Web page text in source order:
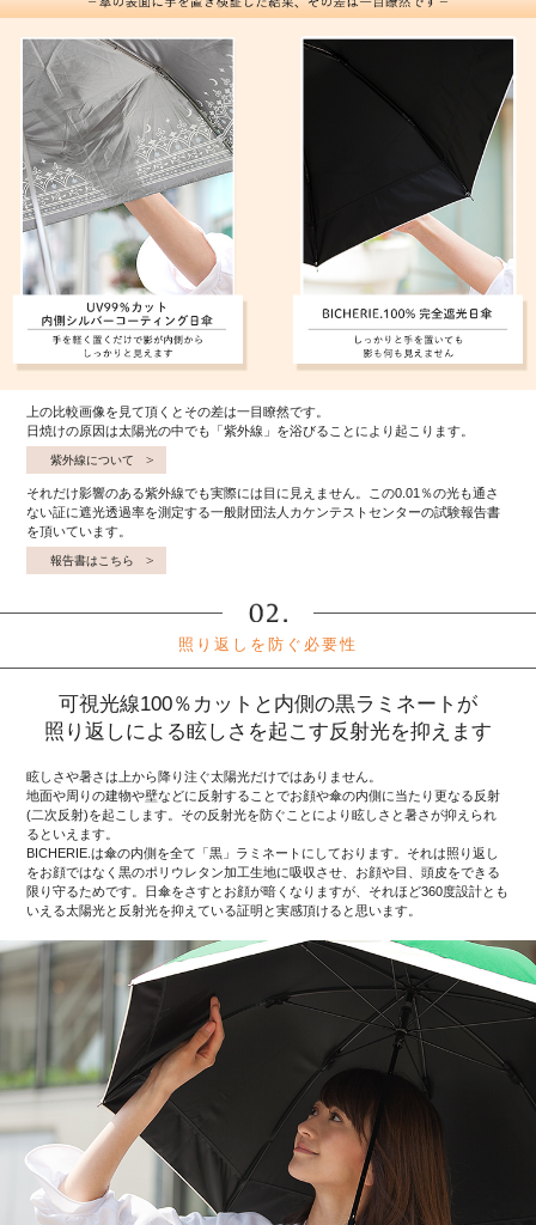
上の比較画像を見て頂くとその差は一目瞭然です。
日焼けの原因は太陽光の中でも「紫外線」を浴びることにより起こります。
紫外線について
それだけ影響のある紫外線でも実際には目に見えません。この0.01％の光も通さ
ない証に遮光透過率を測定する一般財団法人カケンテストセンターの試験報告書
を頂いています。
報告書はこちら
照り返しを防ぐ必要性
可視光線100％カットと内側の黒ラミネートが
照り返しによる眩しさを起こす反射光を抑えます
眩しさや暑さは上から降り注ぐ太陽光だけではありません。
地面や周りの建物や壁などに反射することでお顔や傘の内側に当たり更なる反射
(二次反射)を起こします。その反射光を防ぐことにより眩しさと暑さが抑えられ
るといえます。
BICHERIE.は傘の内側を全て「黒」ラミネートにしております。それは照り返し
をお顔ではなく黒のポリウレタン加工生地に吸収させ、お顔や目、頭皮をできる
限り守るためです。日傘をさすとお顔が暗くなりますが、それほど360度設計とも
いえる太陽光と反射光を抑えている証明と実感頂けると思います。